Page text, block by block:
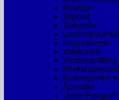
Revisjon
Stipend
Turkomite
Utstyrskomité
Valgkomité
Vindusutstilling
Retningslinjer
Årsmøtet
“Årets